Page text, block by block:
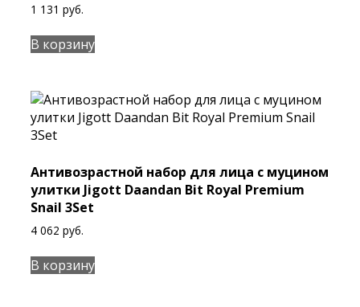
1 131 руб.
В корзину
Антивозрастной набор для лица с муцином
улитки Jigott Daandan Bit Royal Premium
Snail 3Set
4 062 руб.
В корзину